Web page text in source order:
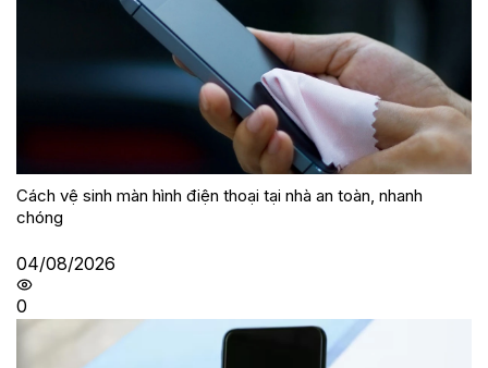
Cách vệ sinh màn hình điện thoại tại nhà an toàn, nhanh
chóng
04/08/2026
0